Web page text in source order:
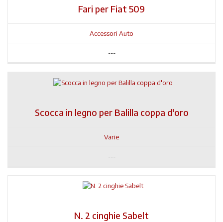
Fari per Fiat 509
Accessori Auto
---
Scocca in legno per Balilla coppa d'oro
Varie
---
N. 2 cinghie Sabelt